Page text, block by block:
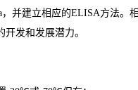
，并建立相应的ELISA方法。
发和发展潜力。